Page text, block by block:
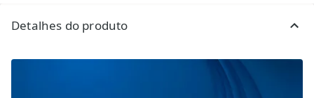
Detalhes do produto